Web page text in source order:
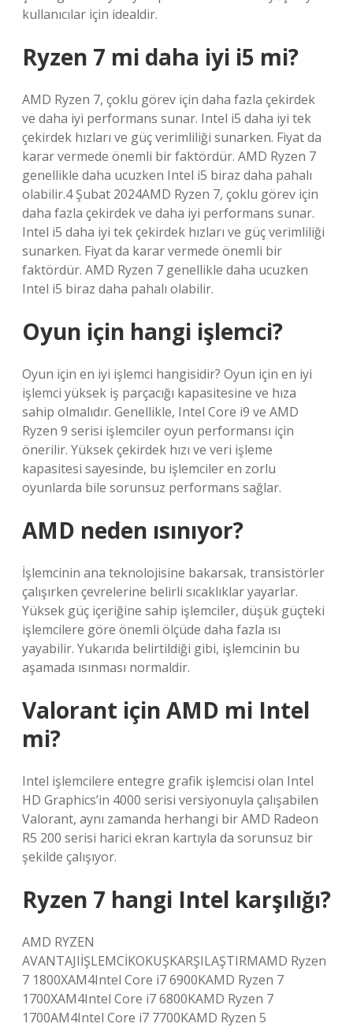
kullanıcılar için idealdir.
Ryzen 7 mi daha iyi i5 mi?
AMD Ryzen 7, çoklu görev için daha fazla çekirdek
ve daha iyi performans sunar. Intel i5 daha iyi tek
çekirdek hızları ve güç verimliliği sunarken. Fiyat da
karar vermede önemli bir faktördür. AMD Ryzen 7
genellikle daha ucuzken Intel i5 biraz daha pahalı
olabilir.4 Şubat 2024AMD Ryzen 7, çoklu görev için
daha fazla çekirdek ve daha iyi performans sunar.
Intel i5 daha iyi tek çekirdek hızları ve güç verimliliği
sunarken. Fiyat da karar vermede önemli bir
faktördür. AMD Ryzen 7 genellikle daha ucuzken
Intel i5 biraz daha pahalı olabilir.
Oyun için hangi işlemci?
Oyun için en iyi işlemci hangisidir? Oyun için en iyi
işlemci yüksek iş parçacığı kapasitesine ve hıza
sahip olmalıdır. Genellikle, Intel Core i9 ve AMD
Ryzen 9 serisi işlemciler oyun performansı için
önerilir. Yüksek çekirdek hızı ve veri işleme
kapasitesi sayesinde, bu işlemciler en zorlu
oyunlarda bile sorunsuz performans sağlar.
AMD neden ısınıyor?
İşlemcinin ana teknolojisine bakarsak, transistörler
çalışırken çevrelerine belirli sıcaklıklar yayarlar.
Yüksek güç içeriğine sahip işlemciler, düşük güçteki
işlemcilere göre önemli ölçüde daha fazla ısı
yayabilir. Yukarıda belirtildiği gibi, işlemcinin bu
aşamada ısınması normaldir.
Valorant için AMD mi Intel
mi?
Intel işlemcilere entegre grafik işlemcisi olan Intel
HD Graphics’in 4000 serisi versiyonuyla çalışabilen
Valorant, aynı zamanda herhangi bir AMD Radeon
R5 200 serisi harici ekran kartıyla da sorunsuz bir
şekilde çalışıyor.
Ryzen 7 hangi Intel karşılığı?
AMD RYZEN
AVANTAJIİŞLEMCİKOKUŞKARŞILAŞTIRMAMD Ryzen
7 1800XAM4Intel Core i7 6900KAMD Ryzen 7
1700XAM4Intel Core i7 6800KAMD Ryzen 7
1700AM4Intel Core i7 7700KAMD Ryzen 5